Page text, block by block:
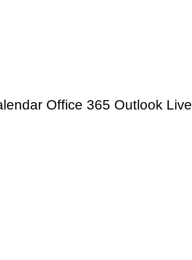
Office 365 Outlook Live